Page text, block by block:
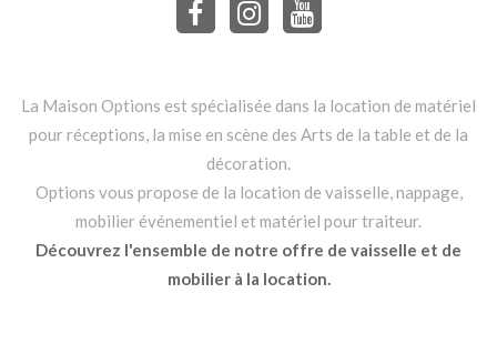
La Maison Options est spécialisée dans la location de matériel
pour réceptions, la mise en scène des Arts de la table et de la
décoration.
Options vous propose de la location de vaisselle, nappage,
mobilier événementiel et matériel pour traiteur.
Découvrez l'ensemble de notre offre de vaisselle et de
mobilier à la location.